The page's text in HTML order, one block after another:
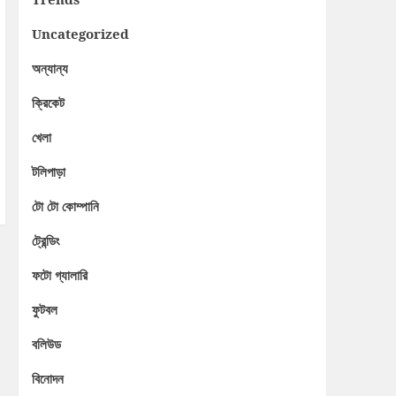
Uncategorized
অন্যান্য
ক্রিকেট
খেলা
টলিপাড়া
টো টো কোম্পানি
ট্রেন্ডিং
ফটো গ্যালারি
ফুটবল
বলিউড
বিনোদন